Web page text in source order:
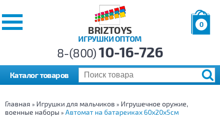
BRIZTOYS
ИГРУШКИ ОПТОМ
0
р.
8-(800)10-16-726
Каталог товаров
Главная » Игрушки для мальчиков » Игрушечное оружие,
военные наборы » Автомат на батареиках 60х20х5см